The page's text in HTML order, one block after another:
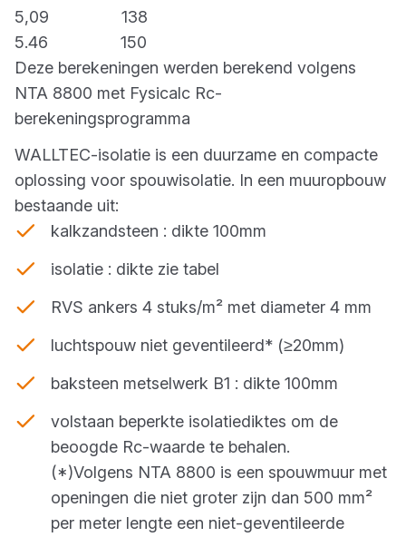
5,09 138
5.46 150
Deze berekeningen werden berekend volgens
NTA 8800 met Fysicalc Rc-
berekeningsprogramma
WALLTEC-isolatie is een duurzame en compacte
oplossing voor spouwisolatie. In een muuropbouw
bestaande uit:
kalkzandsteen : dikte 100mm
isolatie : dikte zie tabel
RVS ankers 4 stuks/m² met diameter 4 mm
luchtspouw niet geventileerd* (≥20mm)
baksteen metselwerk B1 : dikte 100mm
volstaan beperkte isolatiediktes om de
beoogde Rc-waarde te behalen.
(*)Volgens NTA 8800 is een spouwmuur met
openingen die niet groter zijn dan 500 mm²
per meter lengte een niet-geventileerde